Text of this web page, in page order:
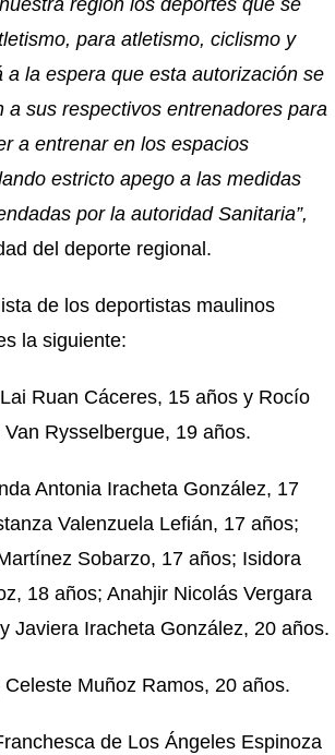
región los deportes que se
para atletismo, ciclismo y
a la espera que esta autorización se
a sus respectivos entrenadores para
a entrenar en los espacios
estricto apego a las medidas
por la autoridad Sanitaria”,
del deporte regional.
de los deportistas maulinos
la siguiente:
Ruan Cáceres, 15 años y Rocío
Rysselbergue, 19 años.
Antonia Iracheta González, 17
Valenzuela Lefián, 17 años;
Sobarzo, 17 años; Isidora
18 años; Anahjir Nicolás Vergara
Javiera Iracheta González, 20 años.
Celeste Muñoz Ramos, 20 años.
de Los Ángeles Espinoza